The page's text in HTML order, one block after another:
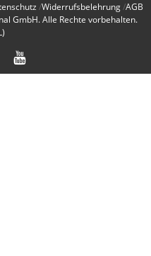
Widerrufsbelehrung AGB
GmbH. Alle Rechte vorbehalten.